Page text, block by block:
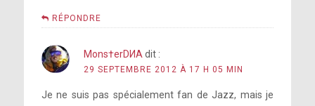
RÉPONDRE
Mons†erDИA dit :
29 SEPTEMBRE 2012 À 17 H 05 MIN
Je ne suis pas spécialement fan de Jazz, mais je